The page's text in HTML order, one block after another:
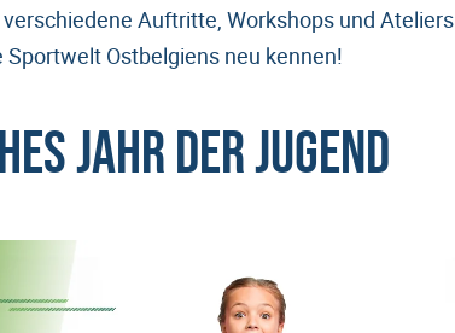
Auftritte, Workshops und Ateliers
Ostbelgiens neu kennen!
Jahr der Jugend